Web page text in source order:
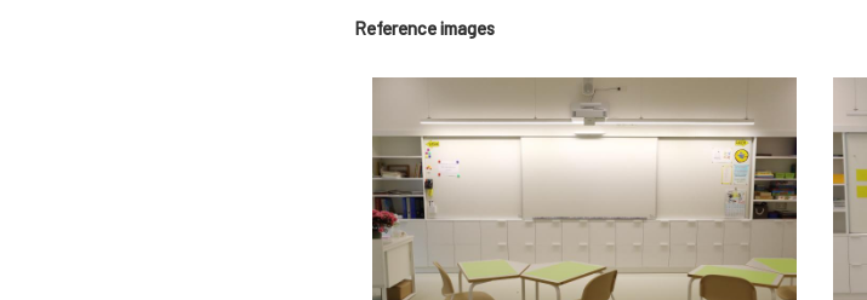
Reference images